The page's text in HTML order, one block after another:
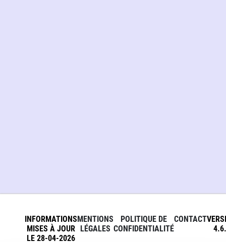
INFORMATIONS
MISES À JOUR
LE 28-04-2026
MENTIONS
LÉGALES
POLITIQUE DE
CONFIDENTIALITÉ
CONTACT